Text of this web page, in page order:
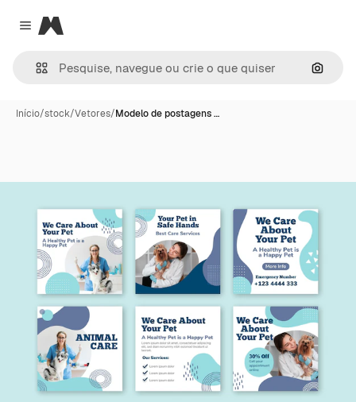
Close menu
Magnific
Início/stock/Vetores/Modelo de postagens …